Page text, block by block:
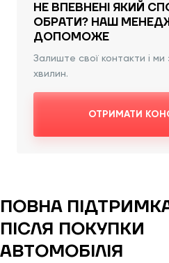
НЕ ВПЕВНЕНІ ЯКИЙ
ОБРАТИ? НАШ
ДОПОМОЖЕ
Залиште свої контакти і
хвилин.
ОТРИМАТИ
ПОВНА
ПІСЛЯ ПОКУПКИ
АВТОМОБІЛІЯ